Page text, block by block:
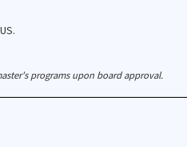
programs upon board approval.